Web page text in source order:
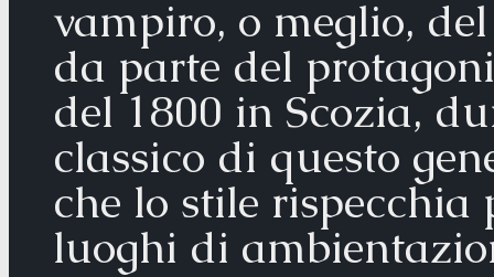
vampiro, o meglio,
da parte del
del 1800 in Scozia,
classico di questo
che lo stile
luoghi di